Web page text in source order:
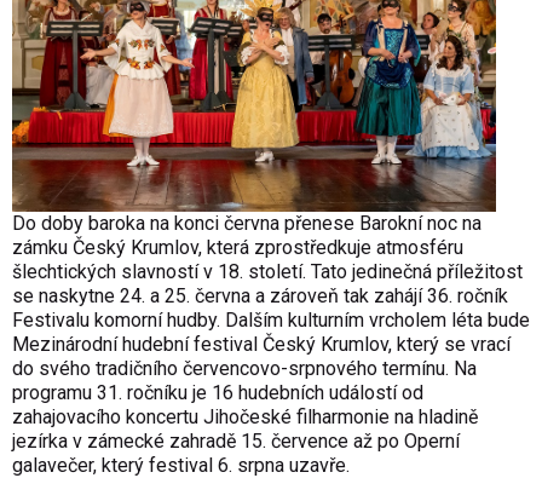
Do doby baroka na konci června přenese Barokní noc na
zámku Český Krumlov, která zprostředkuje atmosféru
šlechtických slavností v 18. století. Tato jedinečná příležitost
se naskytne 24. a 25. června a zároveň tak zahájí 36. ročník
Festivalu komorní hudby. Dalším kulturním vrcholem léta bude
Mezinárodní hudební festival Český Krumlov, který se vrací
do svého tradičního červencovo-srpnového termínu. Na
programu 31. ročníku je 16 hudebních událostí od
zahajovacího koncertu Jihočeské filharmonie na hladině
jezírka v zámecké zahradě 15. července až po Operní
galavečer, který festival 6. srpna uzavře.